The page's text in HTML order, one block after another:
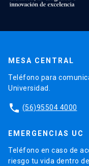
MESA CENTRAL
Teléfono para
Universidad.
phone (56)95504 4000
EMERGENCIAS UC
Teléfono en caso de
riesgo tu vida dentro